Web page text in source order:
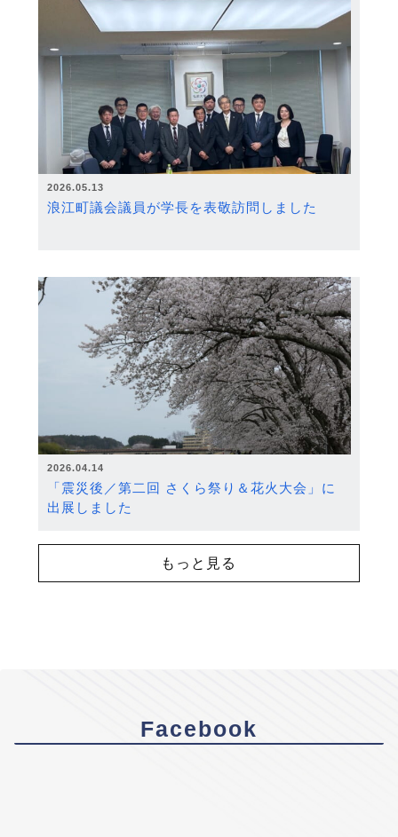
2026.05.13
浪江町議会議員が学長を表敬訪問しました
2026.04.14
「震災後／第二回 さくら祭り＆花火大会」に
出展しました
もっと見る
Facebook